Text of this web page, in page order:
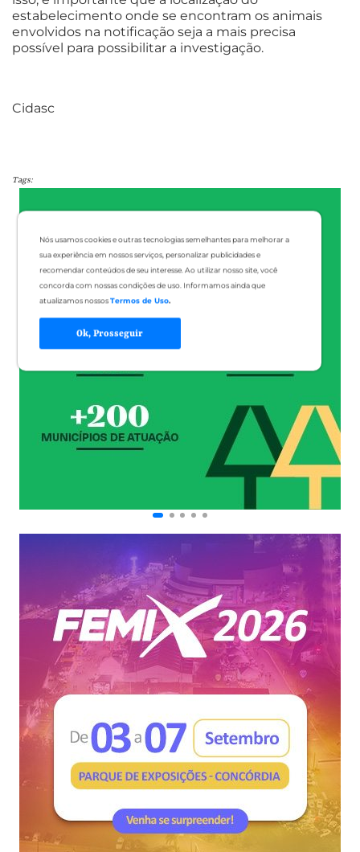
Nós usamos cookies e outras tecnologias semelhantes para melhorar a
sua experiência em nossos serviços, personalizar publicidades e
recomendar conteúdos de seu interesse. Ao utilizar nosso site, você
concorda com nossas condições de uso. Informamos ainda que
atualizamos nossosTermos de Uso.
Ok, Prosseguir
estabelecimento onde se encontram os animais
envolvidos na notificação seja a mais precisa
possível para possibilitar a investigação.
Cidasc
Tags: